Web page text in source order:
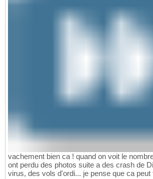
vachement bien ca ! quand on voit le
ont perdu des photos suite a des crash de
virus, des vols d'ordi... je pense que ca peut